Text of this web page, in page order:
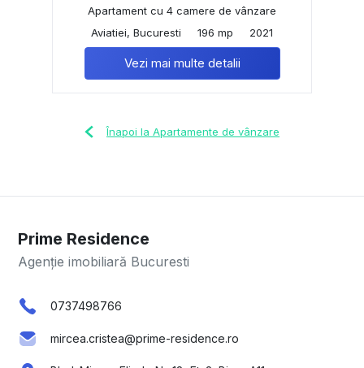
Apartament cu 4 camere de vânzare
Aviatiei, Bucuresti
196 mp 2021
Vezi mai multe detalii
Înapoi la Apartamente de vânzare
Prime Residence
Agenție imobiliară Bucuresti
0737498766
mircea.cristea@prime-residence.ro